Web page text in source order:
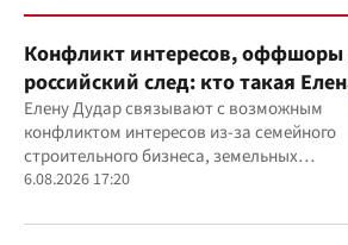
Конфликт интересов, оффшоры
российский след: кто такая
Елену Дудар связывают с возможным
конфликтом интересов из-за семейного
строительного бизнеса, земельных
скандалов, судебных дел
6.08.2026 17:20